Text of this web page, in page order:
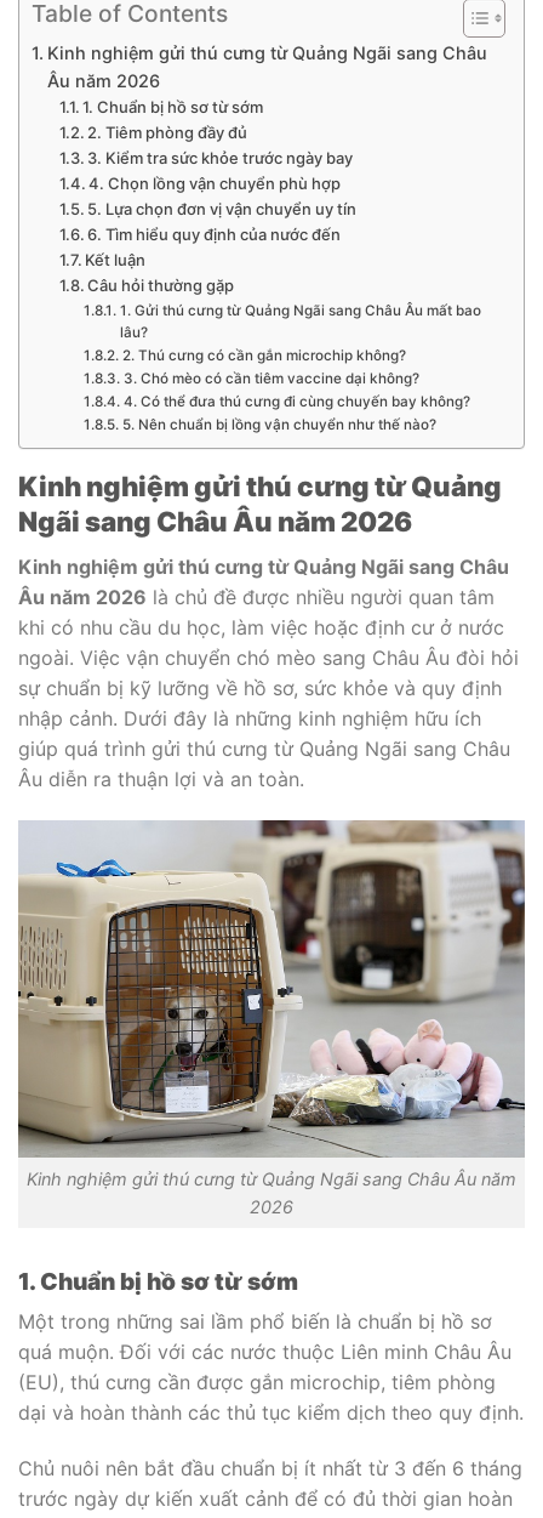
Table of Contents
Kinh nghiệm gửi thú cưng từ Quảng Ngãi sang Châu
Âu năm 2026
1. Chuẩn bị hồ sơ từ sớm
2. Tiêm phòng đầy đủ
3. Kiểm tra sức khỏe trước ngày bay
4. Chọn lồng vận chuyển phù hợp
5. Lựa chọn đơn vị vận chuyển uy tín
6. Tìm hiểu quy định của nước đến
Kết luận
Câu hỏi thường gặp
1. Gửi thú cưng từ Quảng Ngãi sang Châu Âu mất bao
lâu?
2. Thú cưng có cần gắn microchip không?
3. Chó mèo có cần tiêm vaccine dại không?
4. Có thể đưa thú cưng đi cùng chuyến bay không?
5. Nên chuẩn bị lồng vận chuyển như thế nào?
Kinh nghiệm gửi thú cưng từ Quảng
Ngãi sang Châu Âu năm 2026
Kinh nghiệm gửi thú cưng từ Quảng Ngãi sang Châu
Âu năm 2026 là chủ đề được nhiều người quan tâm
khi có nhu cầu du học, làm việc hoặc định cư ở nước
ngoài. Việc vận chuyển chó mèo sang Châu Âu đòi hỏi
sự chuẩn bị kỹ lưỡng về hồ sơ, sức khỏe và quy định
nhập cảnh. Dưới đây là những kinh nghiệm hữu ích
giúp quá trình gửi thú cưng từ Quảng Ngãi sang Châu
Âu diễn ra thuận lợi và an toàn.
Kinh nghiệm gửi thú cưng từ Quảng Ngãi sang Châu Âu năm
2026
1. Chuẩn bị hồ sơ từ sớm
Một trong những sai lầm phổ biến là chuẩn bị hồ sơ
quá muộn. Đối với các nước thuộc Liên minh Châu Âu
(EU), thú cưng cần được gắn microchip, tiêm phòng
dại và hoàn thành các thủ tục kiểm dịch theo quy định.
Chủ nuôi nên bắt đầu chuẩn bị ít nhất từ 3 đến 6 tháng
trước ngày dự kiến xuất cảnh để có đủ thời gian hoàn